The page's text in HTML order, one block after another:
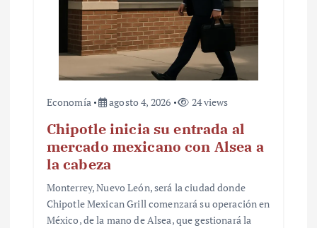
Economía agosto 4, 2026 24 views
Chipotle inicia su entrada al
mercado mexicano con Alsea a
la cabeza
Monterrey, Nuevo León, será la ciudad donde
Chipotle Mexican Grill comenzará su operación en
México, de la mano de Alsea, que gestionará la